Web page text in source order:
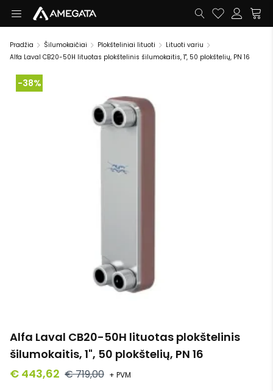
Pradžia Šilumokaičiai Plokšteliniai lituoti
Lituoti variu
Alfa Laval CB20-50H lituotas plokštelinis šilumokaitis, 1", 50 plokštelių, PN 16
-38%
Alfa Laval CB20-50H lituotas plokštelinis
šilumokaitis, 1", 50 plokštelių, PN 16
€ 443,62 € 719,00 + PVM